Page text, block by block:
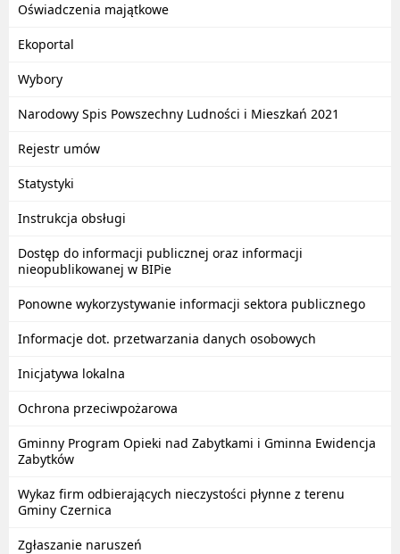
Oświadczenia majątkowe
Ekoportal
Wybory
Narodowy Spis Powszechny Ludności i Mieszkań 2021
Rejestr umów
Statystyki
Instrukcja obsługi
Dostęp do informacji publicznej oraz informacji
nieopublikowanej w BIPie
Ponowne wykorzystywanie informacji sektora publicznego
Informacje dot. przetwarzania danych osobowych
Inicjatywa lokalna
Ochrona przeciwpożarowa
Gminny Program Opieki nad Zabytkami i Gminna Ewidencja
Zabytków
Wykaz firm odbierających nieczystości płynne z terenu
Gminy Czernica
Zgłaszanie naruszeń